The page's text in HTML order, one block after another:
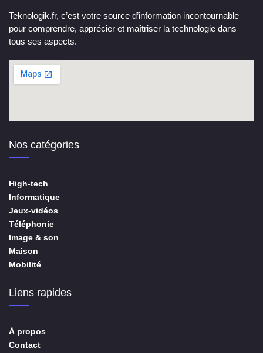
Teknologik.fr, c’est votre source d’information incontournable
pour comprendre, apprécier et maîtriser la technologie dans
tous ses aspects.
Nos catégories
High-tech
Informatique
Jeux-vidéos
Téléphonie
Image & son
Maison
Mobilité
Liens rapides
À propos
Contact